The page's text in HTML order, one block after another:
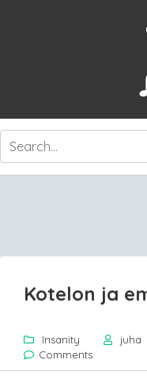
SKIP
CONTENT
Kotelon ja
Insanity juha
Comments